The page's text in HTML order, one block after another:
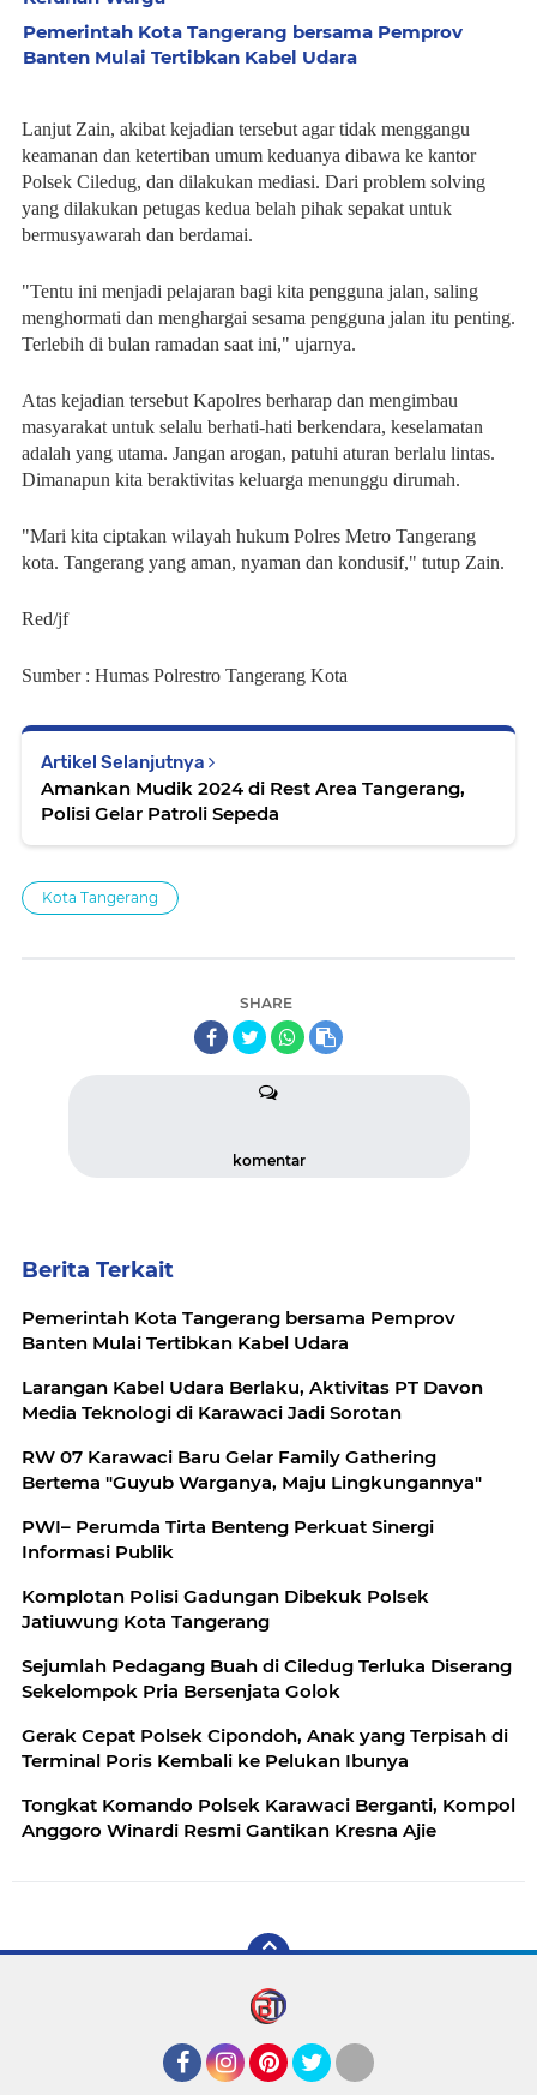
Pemerintah Kota Tangerang bersama Pemprov
Banten Mulai Tertibkan Kabel Udara
Lanjut Zain, akibat kejadian tersebut agar tidak menggangu
keamanan dan ketertiban umum keduanya dibawa ke kantor
Polsek Ciledug, dan dilakukan mediasi. Dari problem solving
yang dilakukan petugas kedua belah pihak sepakat untuk
bermusyawarah dan berdamai.
"Tentu ini menjadi pelajaran bagi kita pengguna jalan, saling
menghormati dan menghargai sesama pengguna jalan itu penting.
Terlebih di bulan ramadan saat ini," ujarnya.
Atas kejadian tersebut Kapolres berharap dan mengimbau
masyarakat untuk selalu berhati-hati berkendara, keselamatan
adalah yang utama. Jangan arogan, patuhi aturan berlalu lintas.
Dimanapun kita beraktivitas keluarga menunggu dirumah.
"Mari kita ciptakan wilayah hukum Polres Metro Tangerang
kota. Tangerang yang aman, nyaman dan kondusif," tutup Zain.
Red/jf
Sumber : Humas Polrestro Tangerang Kota
Artikel Selanjutnya
Amankan Mudik 2024 di Rest Area Tangerang,
Polisi Gelar Patroli Sepeda
Kota Tangerang
SHARE
komentar
Berita Terkait
Pemerintah Kota Tangerang bersama Pemprov
Banten Mulai Tertibkan Kabel Udara
Larangan Kabel Udara Berlaku, Aktivitas PT Davon
Media Teknologi di Karawaci Jadi Sorotan
RW 07 Karawaci Baru Gelar Family Gathering
Bertema "Guyub Warganya, Maju Lingkungannya"
PWI– Perumda Tirta Benteng Perkuat Sinergi
Informasi Publik
Komplotan Polisi Gadungan Dibekuk Polsek
Jatiuwung Kota Tangerang
Sejumlah Pedagang Buah di Ciledug Terluka Diserang
Sekelompok Pria Bersenjata Golok
Gerak Cepat Polsek Cipondoh, Anak yang Terpisah di
Terminal Poris Kembali ke Pelukan Ibunya
Tongkat Komando Polsek Karawaci Berganti, Kompol
Anggoro Winardi Resmi Gantikan Kresna Ajie